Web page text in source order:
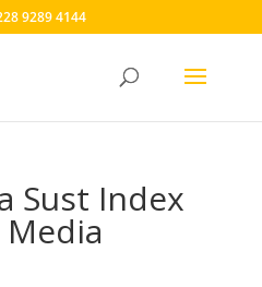
9289 4144
Sust Index
Media